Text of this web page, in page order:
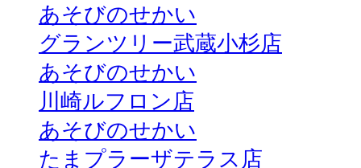
あそびのせかい
グランツリー武蔵小杉店
あそびのせかい
川崎ルフロン店
あそびのせかい
たまプラーザテラス店